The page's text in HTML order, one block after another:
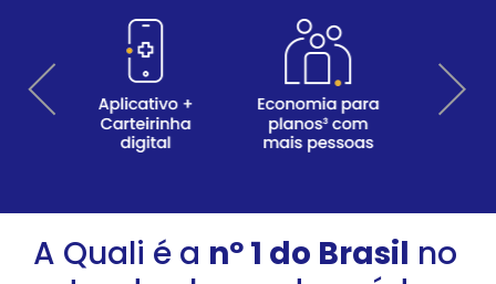
A Quali é a nº 1 do Brasil no